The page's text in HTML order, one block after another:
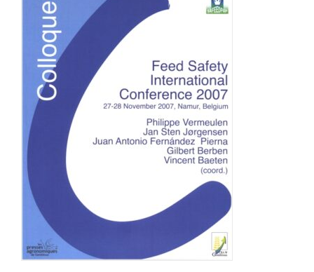
Achat en ligne
Panier WooCommerce